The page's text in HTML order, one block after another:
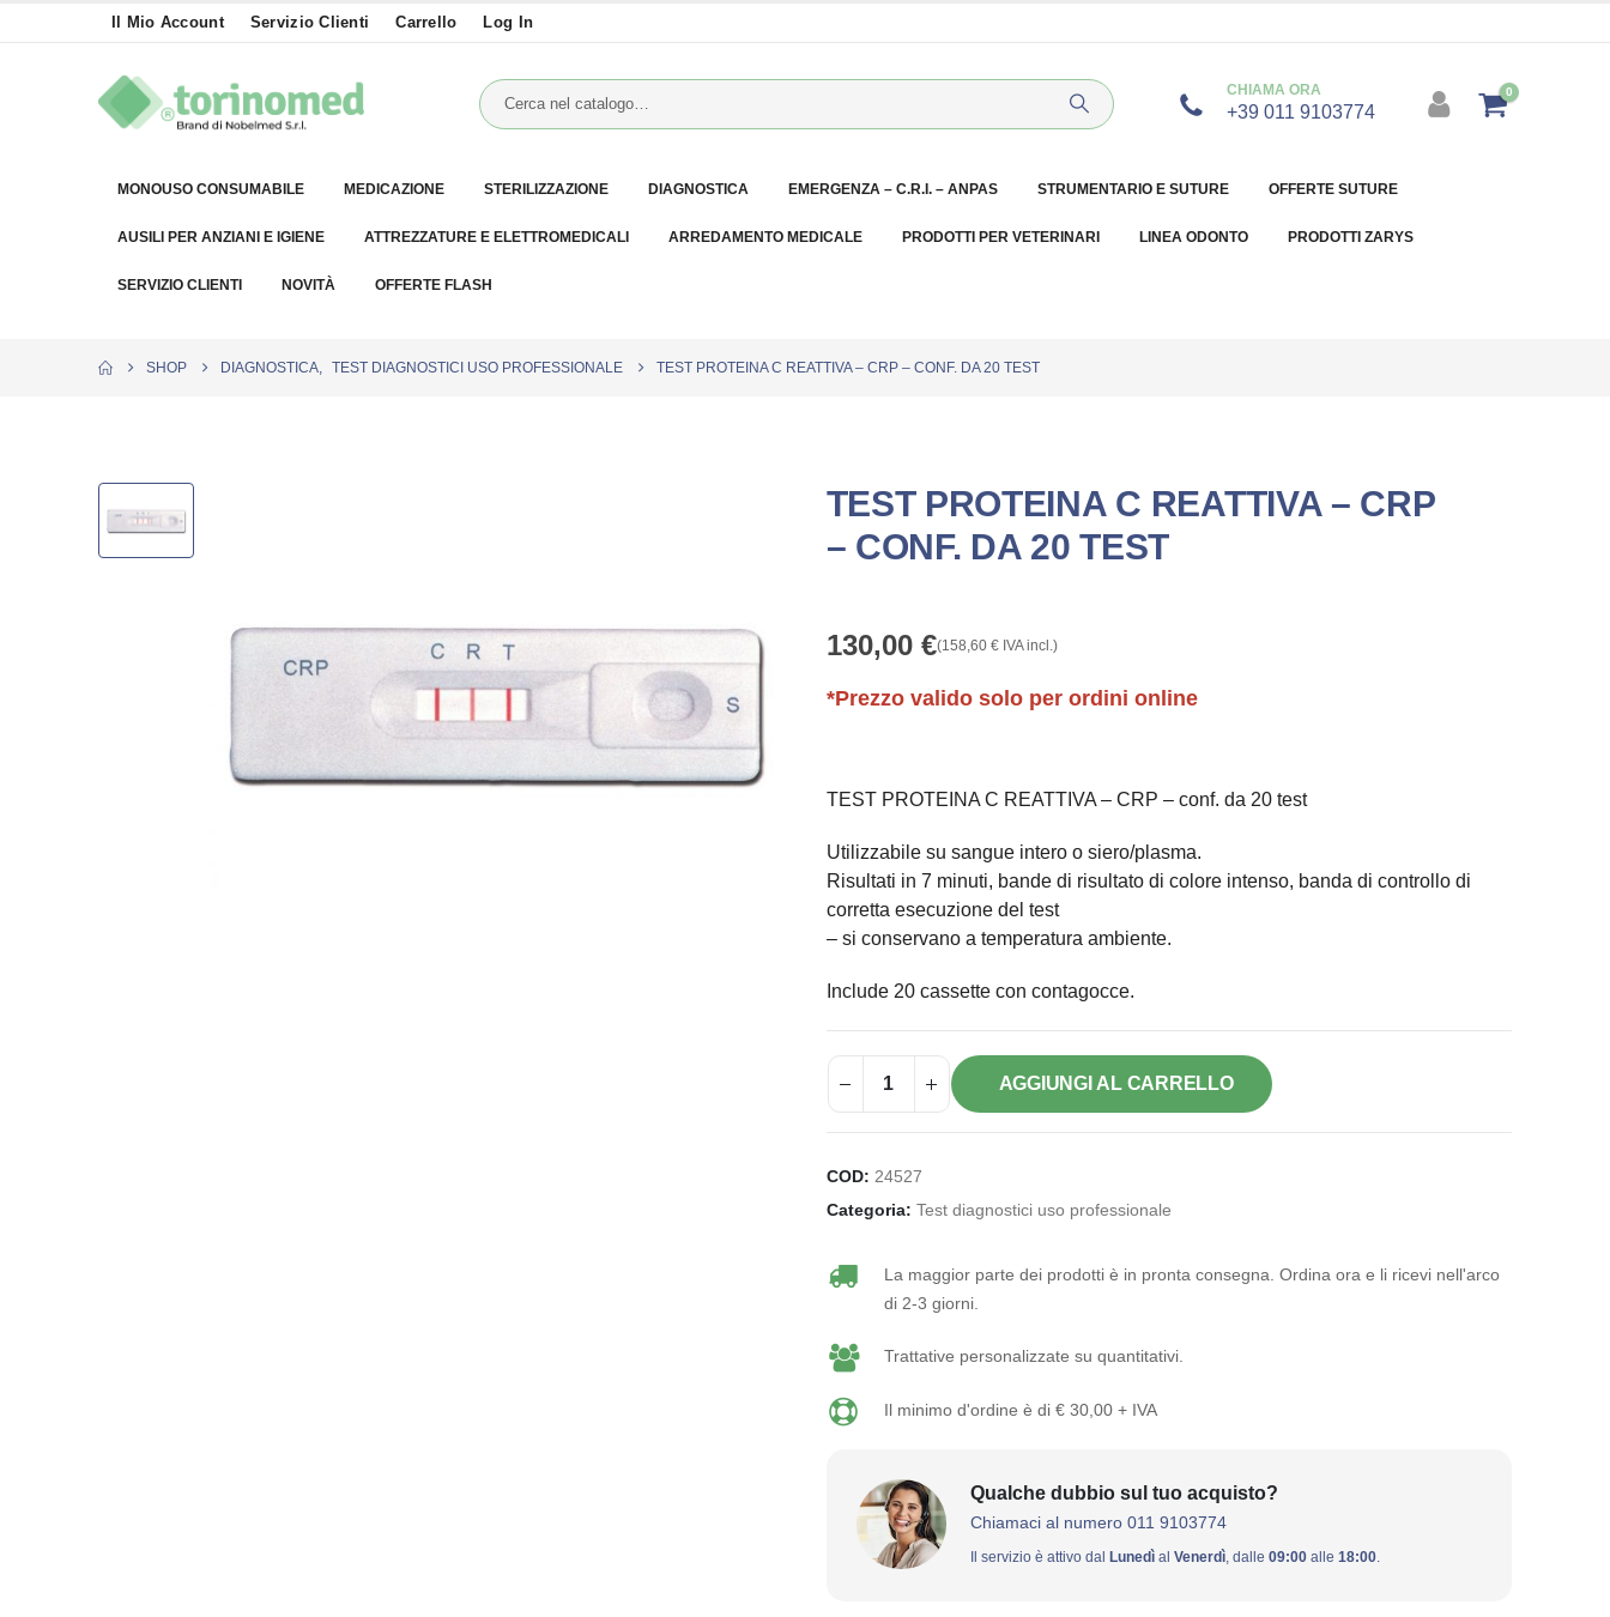
Il Mio Account Servizio Clienti Carrello Log In
CHIAMA ORA
+39 011 9103774
0
MONOUSO CONSUMABILE MEDICAZIONE STERILIZZAZIONE DIAGNOSTICA EMERGENZA – C.R.I. – ANPAS STRUMENTARIO E SUTURE OFFERTE SUTURE
AUSILI PER ANZIANI E IGIENE ATTREZZATURE E ELETTROMEDICALI ARREDAMENTO MEDICALE PRODOTTI PER VETERINARI LINEA ODONTO PRODOTTI ZARYS
SERVIZIO CLIENTI NOVITÀ OFFERTE FLASH
SHOP DIAGNOSTICA TEST DIAGNOSTICI USO PROFESSIONALE TEST PROTEINA C REATTIVA – CRP – CONF. DA 20 TEST
TEST PROTEINA C REATTIVA – CRP
– CONF. DA 20 TEST
130,00 €(158,60 €IVA incl.)
*Prezzo valido solo per ordini online
TEST PROTEINA C REATTIVA – CRP – conf. da 20 test
Utilizzabile su sangue intero o siero/plasma.
Risultati in 7 minuti, bande di risultato di colore intenso, banda di controllo di
corretta esecuzione del test
– si conservano a temperatura ambiente.
Include 20 cassette con contagocce.
AGGIUNGI AL CARRELLO
COD: 24527
Categoria: Test diagnostici uso professionale
La maggior parte dei prodotti è in pronta consegna. Ordina ora e li ricevi nell'arco
di 2-3 giorni.
Trattative personalizzate su quantitativi.
Il minimo d'ordine è di € 30,00 + IVA
Qualche dubbio sul tuo acquisto?
Chiamaci al numero 011 9103774
Il servizio è attivo dal Lunedìal Venerdì, dalle 09:00alle 18:00.